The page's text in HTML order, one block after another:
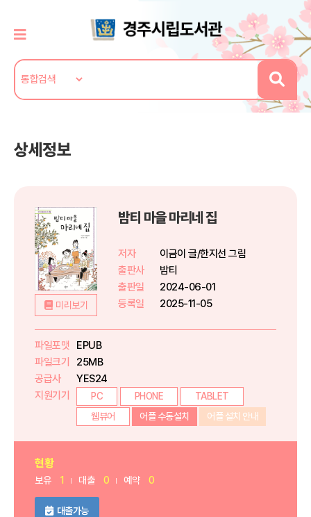
상세정보
미리보기
밤티 마을 마리네 집
저자
이금이 글/한지선 그림
출판사
밤티
출판일
2024-06-01
등록일
2025-11-05
파일포맷
EPUB
파일크기
25MB
공급사
YES24
지원기기
PC PHONE
TABLET
웹뷰어
어플 수동설치 어플 설치 안내
현황
보유 1 대출 0 예약 0
대출가능